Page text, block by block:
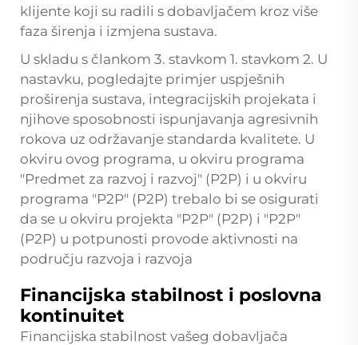
klijente koji su radili s dobavljačem kroz više
faza širenja i izmjena sustava.
U skladu s člankom 3. stavkom 1. stavkom 2. U
nastavku, pogledajte primjer uspješnih
proširenja sustava, integracijskih projekata i
njihove sposobnosti ispunjavanja agresivnih
rokova uz održavanje standarda kvalitete. U
okviru ovog programa, u okviru programa
"Predmet za razvoj i razvoj" (P2P) i u okviru
programa "P2P" (P2P) trebalo bi se osigurati
da se u okviru projekta "P2P" (P2P) i "P2P"
(P2P) u potpunosti provode aktivnosti na
području razvoja i razvoja
Financijska stabilnost i poslovna
kontinuitet
Financijska stabilnost vašeg dobavljača